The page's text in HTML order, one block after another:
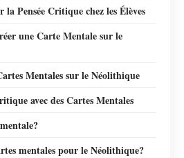
Pensée Critique chez les Élèves
une Carte Mentale sur le
Mentales sur le Néolithique
avec des Cartes Mentales
mentales pour le Néolithique?